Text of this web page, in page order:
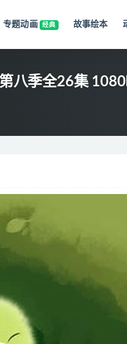
专题动画 经典 故事绘本
八季全26集